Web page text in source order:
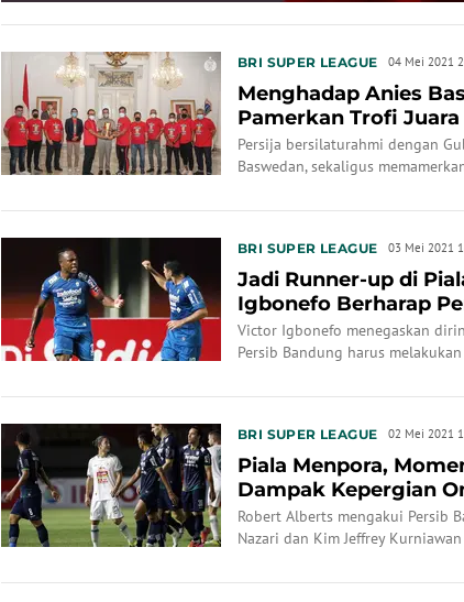
BRI SUPER LEAGUE 04 Mei 2021
Menghadap Anies
Pamerkan Trofi Juara
Persija bersilaturahmi dengan
Baswedan, sekaligus
BRI SUPER LEAGUE 03 Mei 2021
Jadi Runner-up di
Igbonefo Berharap
1 2021
Victor Igbonefo menegaskan
Persib Bandung harus
BRI SUPER LEAGUE 02 Mei 2021
Piala Menpora,
Dampak Kepergian
Jeffrey Kurniaw...
Robert Alberts mengakui Persib
Nazari dan Kim Jeffrey